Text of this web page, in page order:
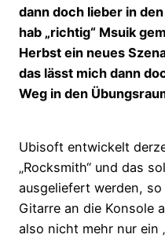
dann doch lieber in
hab „richtig“ Msuik
Herbst ein neues
das lässt mich dann
Weg in den
Ubisoft entwickelt
„Rocksmith“ und das
ausgeliefert werden,
Gitarre an die Konsole
also nicht mehr nur ein